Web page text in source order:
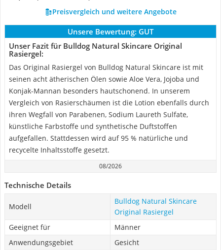
Preisvergleich und weitere Angebote
Unsere Bewertung: GUT
Unser Fazit für Bulldog Natural Skincare Original
Rasiergel:
Das Original Rasiergel von Bulldog Natural Skincare ist mit
seinen acht ätherischen Ölen sowie Aloe Vera, Jojoba und
Konjak-Mannan besonders hautschonend. In unserem
Vergleich von Rasierschäumen ist die Lotion ebenfalls durch
ihren Wegfall von Parabenen, Sodium Laureth Sulfate,
künstliche Farbstoffe und synthetische Duftstoffen
aufgefallen. Stattdessen wird auf 95 % natürliche und
recycelte Inhaltsstoffe gesetzt.
08/2026
Technische Details
Modell
Bulldog Natural Skincare
Original Rasiergel
Geeignet für
Männer
Anwendungsgebiet
Gesicht